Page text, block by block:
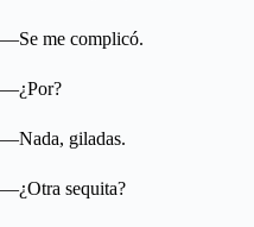
—Se me complicó.
—¿Por?
—Nada, giladas.
—¿Otra sequita?